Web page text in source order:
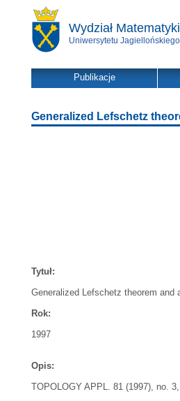
Wydział
Uniwersytetu Jagiellońskiego
Publikacje
Generalized Lefschetz
Tytuł:
Generalized Lefschetz theorem and
Rok:
1997
Opis:
TOPOLOGY APPL. 81 (1997), no.